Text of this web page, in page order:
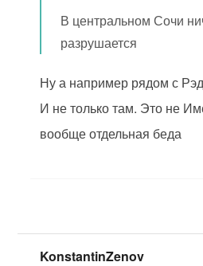
В центральном Сочи
разрушается
Ну а например рядом с
И не только там. Это не
вообще отдельная беда
KonstantinZenov